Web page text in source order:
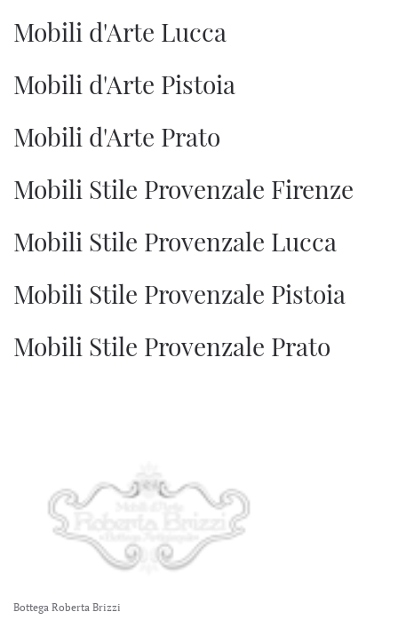
Mobili d'Arte Lucca
Mobili d'Arte Pistoia
Mobili d'Arte Prato
Mobili Stile Provenzale Firenze
Mobili Stile Provenzale Lucca
Mobili Stile Provenzale Pistoia
Mobili Stile Provenzale Prato
Bottega Roberta Brizzi